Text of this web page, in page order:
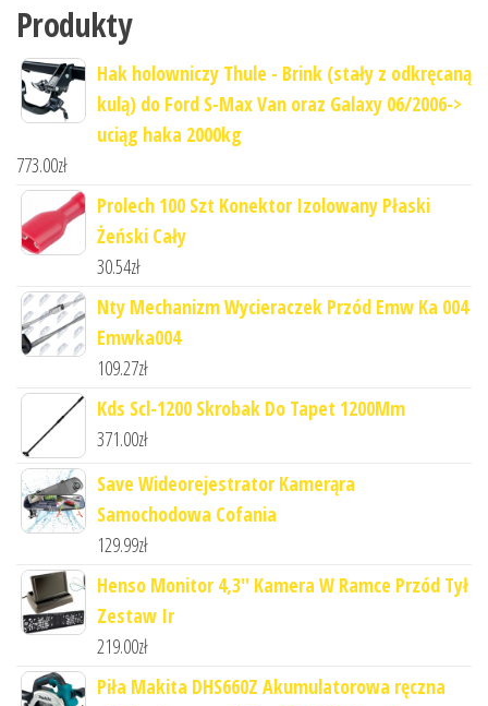
Produkty
Hak holowniczy Thule - Brink (stały z odkręcaną
kulą) do Ford S-Max Van oraz Galaxy 06/2006->
uciąg haka 2000kg
773.00zł
Prolech 100 Szt Konektor Izolowany Płaski
Żeński Cały
30.54zł
Nty Mechanizm Wycieraczek Przód Emw Ka 004
Emwka004
109.27zł
Kds Scl-1200 Skrobak Do Tapet 1200Mm
371.00zł
Save Wideorejestrator Kamerąra
Samochodowa Cofania
129.99zł
Henso Monitor 4,3'' Kamera W Ramce Przód Tył
Zestaw Ir
219.00zł
Piła Makita DHS660Z Akumulatorowa ręczna